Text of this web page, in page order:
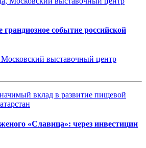
событие российской
выставочный центр
«Славица»: через инвестиции